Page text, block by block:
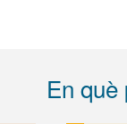
En què